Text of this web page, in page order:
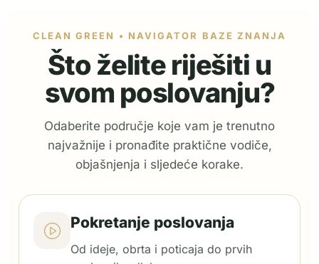
CLEAN GREEN • NAVIGATOR BAZE ZNANJA
Što želite riješiti u
svom poslovanju?
Odaberite područje koje vam je trenutno
najvažnije i pronađite praktične vodiče,
objašnjenja i sljedeće korake.
Pokretanje poslovanja
Od ideje, obrta i poticaja do prvih